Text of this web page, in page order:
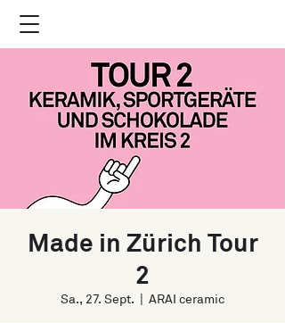
Made in Zürich Tour
2
Sa., 27. Sept. ARAI ceramic